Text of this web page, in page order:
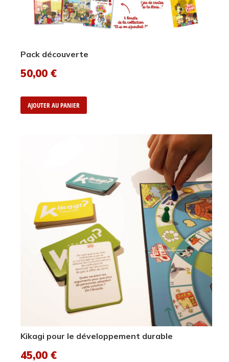
Pack découverte
50,00 €
AJOUTER AU PANIER
Kikagi pour le développement durable
45,00 €